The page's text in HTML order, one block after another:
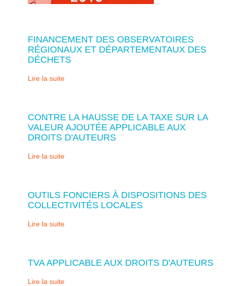
FINANCEMENT DES OBSERVATOIRES
RÉGIONAUX ET DÉPARTEMENTAUX DES
DÉCHETS
Lire la suite
CONTRE LA HAUSSE DE LA TAXE SUR LA
VALEUR AJOUTÉE APPLICABLE AUX
DROITS D'AUTEURS
Lire la suite
OUTILS FONCIERS À DISPOSITIONS DES
COLLECTIVITÉS LOCALES
Lire la suite
TVA APPLICABLE AUX DROITS D'AUTEURS
Lire la suite